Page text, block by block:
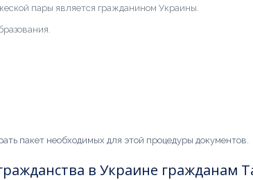
пары является гражданином Украины.
пакет необходимых для этой процедуры документов.
в Украине гражданам